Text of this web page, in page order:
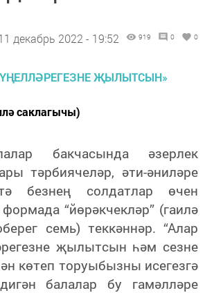
декабрь 2022 - 19:52 919 0 0
саклагычы)
бакчасында әзерлек
тәрбиячеләр, әти-әниләре
безнең солдатлар өчен
“йөрәкчекләр” (гаилә
семь) теккәннәр. “Алар
җылытсын һәм сезне
көтеп торуыбызны исегезгә
балалар бу гамәлләре